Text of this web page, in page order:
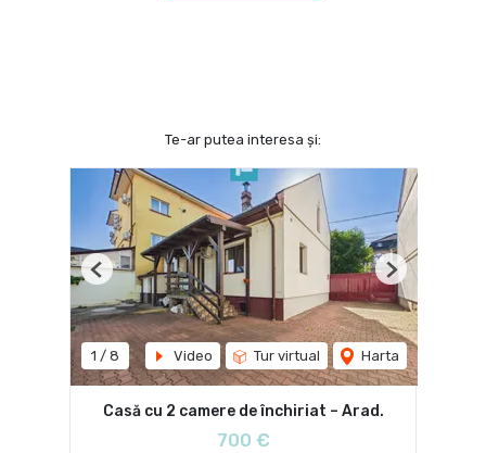
Te-ar putea interesa și:
1 / 8 Video Tur virtual Harta
Previous Next
Casă cu 2 camere de închiriat – Arad.
700 €